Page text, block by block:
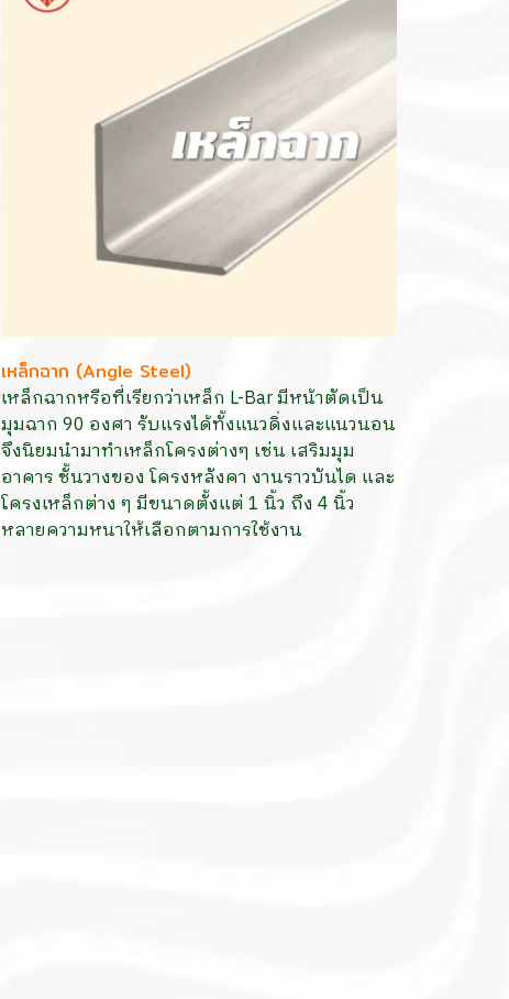
เหล็กฉาก (Angle Steel)
เหล็กฉากหรือที่เรียกว่าเหล็ก L-Bar มีหน้าตัดเป็น
มุมฉาก 90 องศา รับแรงได้ทั้งแนวดิ่งและแนวนอน
จึงนิยมนำมาทำเหล็กโครงต่างๆ เช่น เสริมมุม
อาคาร ชั้นวางของ โครงหลังคา งานราวบันได และ
โครงเหล็กต่าง ๆ มีขนาดตั้งแต่ 1 นิ้ว ถึง 4 นิ้ว
หลายความหนาให้เลือกตามการใช้งาน